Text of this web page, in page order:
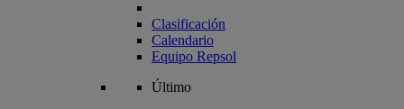
Clasificación
Calendario
Equipo Repsol
Último